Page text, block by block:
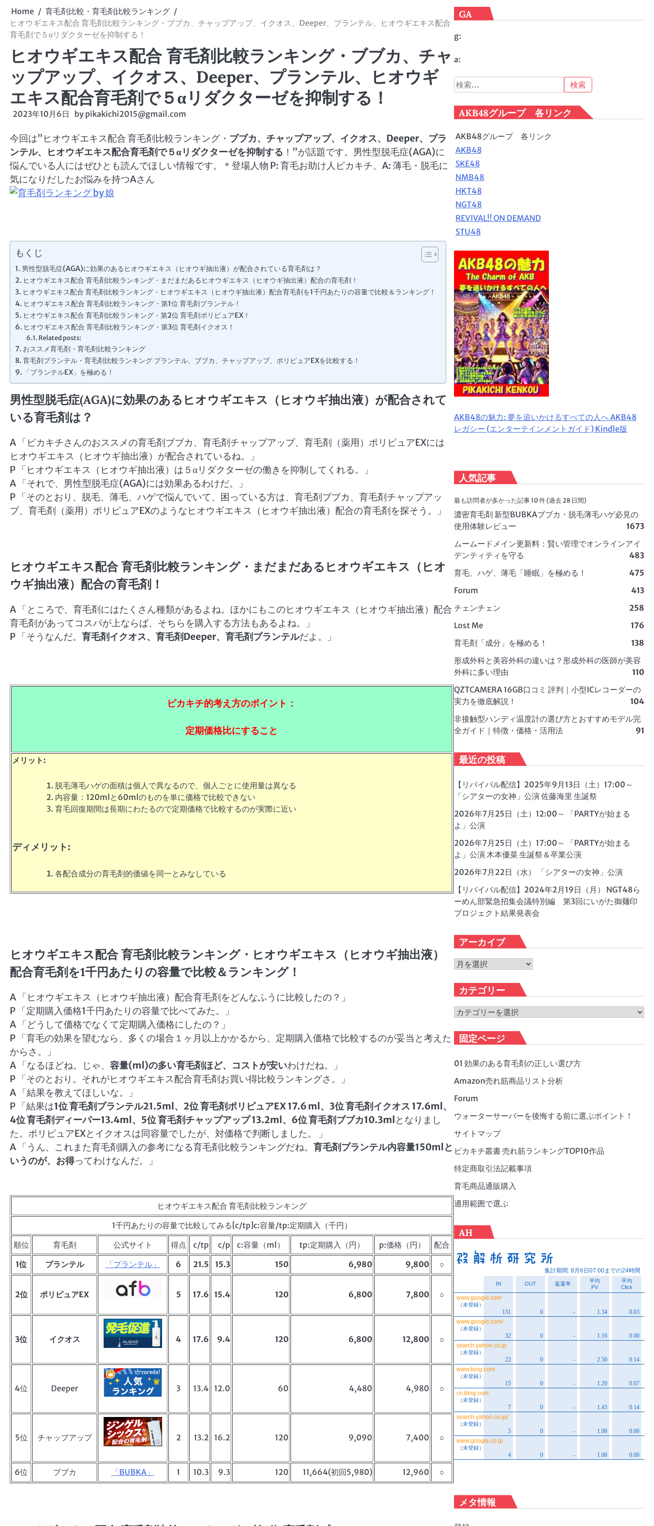
Home
育毛剤比較・育毛剤比較ランキング
ヒオウギエキス配合 育毛剤比較ランキング・ブブカ、チャップアップ、イクオス、Deeper、プランテル、ヒオウギエキス配合
育毛剤で５αリダクターゼを抑制する！
ヒオウギエキス配合 育毛剤比較ランキング・ブブカ、チャ
ップアップ、イクオス、Deeper、プランテル、ヒオウギ
エキス配合育毛剤で５αリダクターゼを抑制する！
2023年10月6日 by pikakichi2015@gmail.com
今回は”ヒオウギエキス配合 育毛剤比較ランキング・ ブブカ、チャップアップ、イクオス、Deeper、プラ
ンテル、ヒオウギエキス配合育毛剤で５αリダクターゼを抑制する ！”が話題です。男性型脱毛症(AGA)に
悩んでいる人にはぜひとも読んでほしい情報です。＊登場人物 P: 育毛お助け人ピカキチ、A: 薄毛・脱毛に
気になりだしたお悩みを持つAさん
もくじ
男性型脱毛症(AGA)に効果のあるヒオウギエキス（ヒオウギ抽出液）が配合されている育毛剤は？
ヒオウギエキス配合 育毛剤比較ランキング・まだまだあるヒオウギエキス（ヒオウギ抽出液）配合の育毛剤！
ヒオウギエキス配合 育毛剤比較ランキング・ヒオウギエキス（ヒオウギ抽出液）配合育毛剤を1千円あたりの容量で比較＆ランキング！
ヒオウギエキス配合 育毛剤比較ランキング・第1位 育毛剤プランテル！
ヒオウギエキス配合 育毛剤比較ランキング・第2位 育毛剤ポリピュアEX！
ヒオウギエキス配合 育毛剤比較ランキング・第3位 育毛剤イクオス！
Related posts:
おススメ育毛剤・育毛剤比較ランキング
育毛剤プランテル・育毛剤比較ランキング プランテル、ブブカ、チャップアップ、ポリピュアEXを比較する！
「プランテルEX」を極める！
男性型脱毛症(AGA)に効果のあるヒオウギエキス（ヒオウギ抽出液）が配合されて
いる育毛剤は？
A 「ピカキチさんのおススメの育毛剤ブブカ、育毛剤チャップアップ、育毛剤（薬用）ポリピュアEXには
ヒオウギエキス（ヒオウギ抽出液）が配合されているね。」
P 「ヒオウギエキス（ヒオウギ抽出液）は５αリダクターゼの働きを抑制してくれる。」
A 「それで、男性型脱毛症(AGA)には効果あるわけだ。」
P 「そのとおり、脱毛、薄毛、ハゲで悩んでいて、困っている方は、育毛剤ブブカ、育毛剤チャップアッ
プ、育毛剤（薬用）ポリピュアEXのようなヒオウギエキス（ヒオウギ抽出液）配合の育毛剤を探そう。」
ヒオウギエキス配合 育毛剤比較ランキング・まだまだあるヒオウギエキス（ヒオ
ウギ抽出液）配合の育毛剤！
A 「ところで、育毛剤にはたくさん種類があるよね。ほかにもこのヒオウギエキス（ヒオウギ抽出液）配合
育毛剤があってコスパが上ならば、そちらを購入する方法もあるよね。」
P 「そうなんだ。 育毛剤イクオス、育毛剤Deeper、育毛剤プランテルだよ。」
ピカキチ的考え方のポイント：
定期価格比にすること
メリット:
脱毛薄毛ハゲの面積は個人で異なるので、個人ごとに使用量は異なる
内容量：120mlと60mlのものを単に価格で比較できない
育毛回復期間は長期にわたるので定期価格で比較するのが実際に近い
ディメリット:
各配合成分の育毛剤的価値を同一とみなしている
ヒオウギエキス配合 育毛剤比較ランキング・ヒオウギエキス（ヒオウギ抽出液）
配合育毛剤を1千円あたりの容量で比較＆ランキング！
A 「ヒオウギエキス（ヒオウギ抽出液）配合育毛剤をどんなふうに比較したの？」
P 「定期購入価格1千円あたりの容量で比べてみた。」
A 「どうして価格でなくて定期購入価格にしたの？」
P 「育毛の効果を望むなら、多くの場合１ヶ月以上かかるから、定期購入価格で比較するのが妥当と考えた
からさ。」
A 「なるほどね。じゃ、 容量(ml)の多い育毛剤ほど、コストが安いわけだね。」
P 「そのとおり。それがヒオウギエキス配合育毛剤お買い得比較ランキングさ。」
A 「結果を教えてほしいな。」
P 「結果は1位 育毛剤プランテル21.5ml、2位 育毛剤ポリピュアEX 17.6 ml、3位 育毛剤イクオス 17.6ml、
4位 育毛剤ディーパー13.4ml、5位 育毛剤チャップアップ 13.2ml、6位 育毛剤ブブカ10.3mlとなりまし
た。ポリピュアEXとイクオスは同容量でしたが、対価格で判断しました。 」
A 「うん、これまた育毛剤購入の参考になる育毛剤比較ランキングだね。 育毛剤プランテル内容量150mlと
いうのが、お得ってわけなんだ。」
ヒオウギエキス配合 育毛剤比較ランキング
1千円あたりの容量で比較してみる[c/tp]c:容量/tp:定期購入（千円）
順位
育毛剤 公式サイト 得点 c/tp c/p c:容量（ml） tp:定期購入（円） p:価格（円）
配合
1位
プランテル 「プランテル」 6 21.5 15.3 150 6,980 9,800 ○
2位 ポリピュアEX 5 17.6 15.4 120 6,800 7,800 ○
3位 イクオス 4 17.6 9.4 120 6,800 12,800 ○
4位 Deeper 3 13.4 12.0 60 4,480 4,980 ○
5位 チャップアップ 2 13.2 16.2 120 9,090 7,400 ○
6位 ブブカ 「BUBKA」 1 10.3 9.3 120 11,664(初回5,980) 12,960 ○
GA
g:
a:
検
索:
AKB48グループ 各リンク
AKB48グループ 各リンク
AKB48
SKE48
NMB48
HKT48
NGT48
REVIVAL!! ON DEMAND
STU48
AKB48の魅力: 夢を追いかけるすべての人へ AKB48
レガシー (エンターテインメントガイド) Kindle版
人気記事
最も訪問者が多かった記事 10 件 (過去 28 日間)
濃密育毛剤 新型BUBKAブブカ・脱毛薄毛ハゲ必見の
使用体験レビュー
1673
ムームードメイン更新料：賢い管理でオンラインアイ
デンティティを守る
483
育毛、ハゲ、薄毛「睡眠」を極める！
475
Forum
413
チェンチェン
258
Lost Me
176
育毛剤「成分」を極める！
138
形成外科と美容外科の違いは？形成外科の医師が美容
外科に多い理由
110
QZTCAMERA 16GB口コミ 評判｜小型ICレコーダーの
実力を徹底解説！
104
非接触型ハンディ温度計の選び方とおすすめモデル完
全ガイド｜特徴・価格・活用法
91
最近の投稿
【リバイバル配信】2025年9月13日（土）17:00～
「シアターの女神」公演 佐藤海里 生誕祭
2026年7月25日（土）12:00～ 「PARTYが始まる
よ」公演
2026年7月25日（土）17:00～ 「PARTYが始まる
よ」公演 木本優菜 生誕祭＆卒業公演
2026年7月22日（水） 「シアターの女神」公演
【リバイバル配信】2024年2月19日（月） NGT48ら
ーめん部緊急招集会議特別編 第3回にいがた御麺印
プロジェクト結果発表会
アーカイブ
ア
カ
イ
ブ
カテゴリー
カ
ゴ
リ
ー
固定ページ
01 効果のある育毛剤の正しい選び方
Amazon売れ筋商品リスト分析
Forum
ウォーターサーバーを後悔する前に選ぶポイント！
サイトマップ
ピカキチ叢書 売れ筋ランキングTOP10作品
特定商取引法記載事項
育毛商品通販購入
適用範囲で選ぶ
AH
メタ情報